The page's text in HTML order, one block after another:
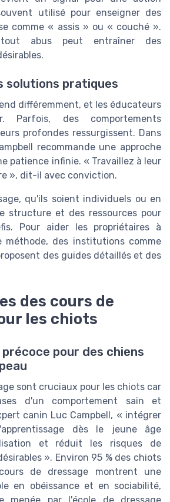
utilisé pour enseigner des
comme « assis » ou « couché ».
abus peut entraîner des
solutions pratiques
différemment, et les éducateurs
Parfois, des comportements
profondes ressurgissent. Dans
recommande une approche
patience infinie. « Travaillez à leur
», dit-il avec conviction.
qu'ils soient individuels ou en
structure et des ressources pour
Pour aider les propriétaires à
méthode, des institutions comme
des guides détaillés et des
des cours de
les chiots
pour des chiens
sont cruciaux pour les chiots car
d'un comportement sain et
canin Luc Campbell, « intégrer
dès le jeune âge
et réduit les risques de
». Environ 95 % des chiots
de dressage montrent une
en obéissance et en sociabilité,